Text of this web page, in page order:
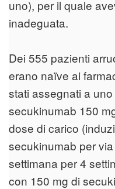
uno), per il quale
inadeguata.
Dei 555 pazienti
erano naïve ai
stati assegnati a
secukinumab 150
dose di carico
secukinumab per
settimana per 4
con 150 mg di